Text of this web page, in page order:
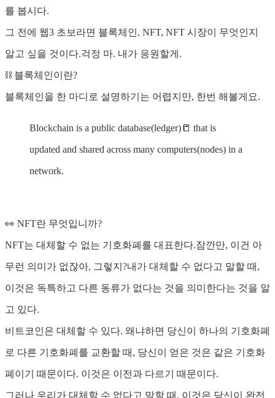
를 봅시다.
그 전에 웹3 초보라면 블록체인, NFT, NFT 시장이 무엇인지
알고 싶을 것이다.걱정 마. 내가 응원할게.
⛓️ 블록체인이란?
블록체인을 한 마디로 설명하기는 어렵지만, 한번 해볼게요.
Blockchain is a public database(ledger)📒 that is
updated and shared across many computers(nodes) in a
network.
👀 NFT란 무엇입니까?
NFT는 대체할 수 없는 기호화폐를 대표한다.잠깐만, 이건 아
무런 의미가 없잖아, 그렇지?내가 대체할 수 없다고 말할 때,
이것은 독특하고 다른 동류가 없다는 것을 의미한다는 것을 알
고 있다.
비트코인은 대체할 수 있다. 왜냐하면 당신이 하나의 기호화폐
로 다른 기호화폐를 교환할 때, 당신이 얻은 것은 같은 기호화
폐이기 때문이다. 이것은 이전과 다르기 때문이다.
그러나 우리가 대체할 수 없다고 말할 때, 이것은 당신이 완전